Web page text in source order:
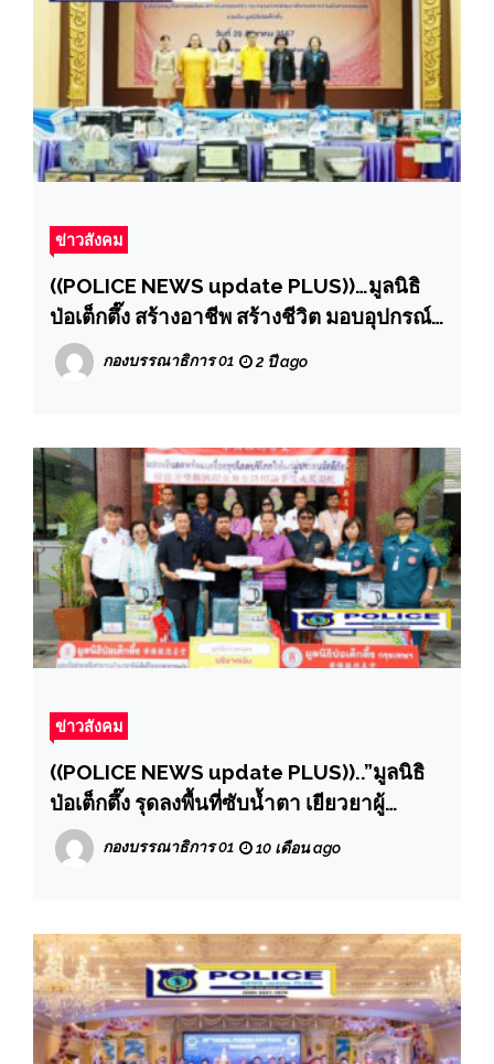
ข่าวสังคม
((POLICE NEWS update PLUS))…มูลนิธิ
ป่อเต็กตึ๊ง สร้างอาชีพ สร้างชีวิต มอบอุปกรณ์
ประกอบอาชีพแก่สตรีแม่เลี้ยงเดี่ยวหรือด้อย
โอกาส ในพื้นที่จังหวัดพิษณุโลก พร้อมนำ
กองบรรณาธิการ 01 2 ปี ago
ข่าวสังคม
((POLICE NEWS update PLUS))..”มูลนิธิ
ป่อเต็กตึ๊ง รุดลงพื้นที่ซับน้ำตา เยียวยาผู้
ประสบอัคคีภัย บริเวณตำบลท่าประดู่ อำเภอ
เมือง จังหวัดระยอง พร้อมมอบเงินช่วยเหลือ
กองบรรณาธิการ 01 10 เดือน ago